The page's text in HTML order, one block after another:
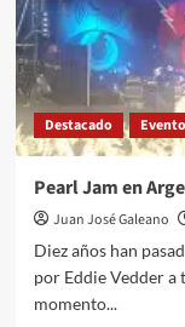
Dog?
Destacado
Pearl Jam en
Juan José Galeano
Diez años han
por Eddie Vedder a
momento...